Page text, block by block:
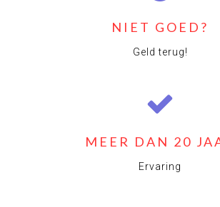
NIET GOED?
Geld terug!
MEER DAN 20
Ervaring